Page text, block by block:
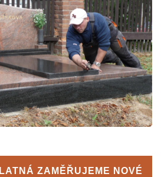
ZAMĚŘUJEME NOVÉ